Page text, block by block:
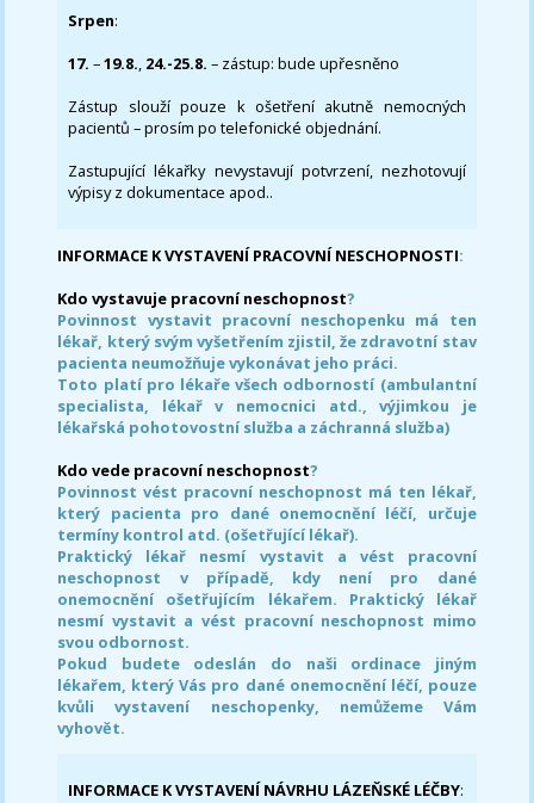
Srpen:
17. –19.8., 24.-25.8. – zástup: bude upřesněno
Zástup slouží pouze k ošetření akutně nemocných
pacientů – prosím po telefonické objednání.
Zastupující lékařky nevystavují potvrzení, nezhotovují
výpisy z dokumentace apod..
INFORMACE K VYSTAVENÍ PRACOVNÍ NESCHOPNOSTI:
Kdo vystavuje pracovní neschopnost?
Povinnost vystavit pracovní neschopenku má ten
lékař, který svým vyšetřením zjistil, že zdravotní stav
pacienta neumožňuje vykonávat jeho práci.
Toto platí pro lékaře všech odborností (ambulantní
specialista, lékař v nemocnici atd., výjimkou je
lékařská pohotovostní služba a záchranná služba)
Kdo vede pracovní neschopnost?
Povinnost vést pracovní neschopnost má ten lékař,
který pacienta pro dané onemocnění léčí, určuje
termíny kontrol atd. (ošetřující lékař).
Praktický lékař nesmí vystavit a vést pracovní
neschopnost v případě, kdy není pro dané
onemocnění ošetřujícím lékařem. Praktický lékař
nesmí vystavit a vést pracovní neschopnost mimo
svou odbornost.
Pokud budete odeslán do naši ordinace jiným
lékařem, který Vás pro dané onemocnění léčí, pouze
kvůli vystavení neschopenky, nemůžeme Vám
vyhovět.
INFORMACE K VYSTAVENÍ NÁVRHU LÁZEŇSKÉ LÉČBY: